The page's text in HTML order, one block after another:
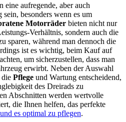
eine aufregende, aber auch
besonders wenn es um
Motorräder bieten nicht nur
Verhältnis, sondern auch die
sparen, während man dennoch die
ist es wichtig, beim Kauf auf
um sicherzustellen, dass man
erwirbt. Neben der Auswahl
die Pflege und Wartung entscheidend,
des Dreirads zu
Abschnitten werden wertvolle
die Ihnen helfen, das perfekte
es optimal zu pflegen.